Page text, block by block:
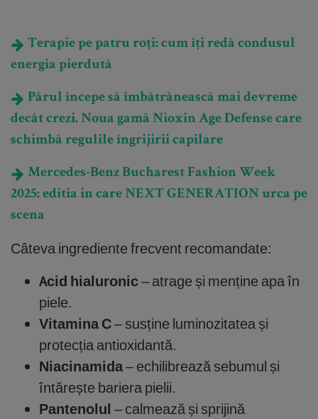
Terapie pe patru roți: cum îți redă condusul
energia pierdută
Părul începe să îmbătrânească mai devreme
decât crezi. Noua gamă Nioxin Age Defense care
schimbă regulile îngrijirii capilare
Mercedes-Benz Bucharest Fashion Week
2025: editia in care NEXT GENERATION urca pe
scena
Câteva ingrediente frecvent recomandate:
Acid hialuronic– atrage și menține apa în
piele.
Vitamina C– susține luminozitatea și
protecția antioxidantă.
Niacinamida– echilibrează sebumul și
întărește bariera pielii.
Pantenolul – calmează și sprijină